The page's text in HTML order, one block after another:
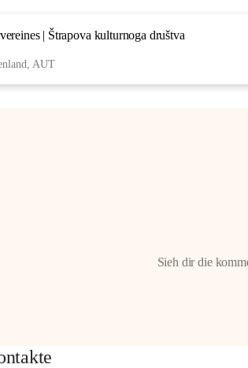
| Štrapova kulturnoga društva
AUT
Sieh dir die